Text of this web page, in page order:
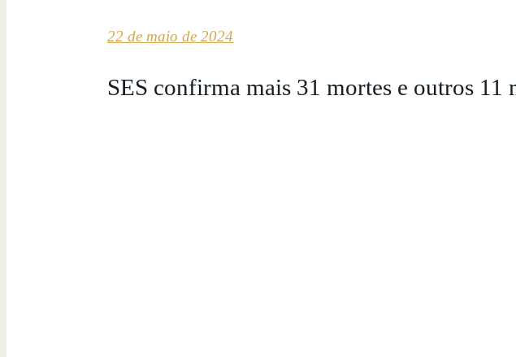
22 de maio de 2024
SES confirma mais 31 mortes e outros 11